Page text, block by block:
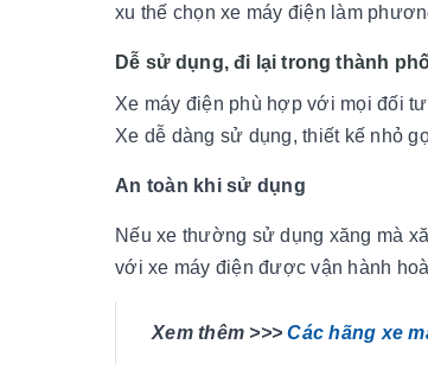
xu thế chọn xe máy điện làm
Dễ sử dụng, đi lại trong thành
Xe máy điện phù hợp với mọi đối
Xe dễ dàng sử dụng, thiết kế nhỏ
An toàn khi sử dụng
Nếu xe thường sử dụng xăng mà
với xe máy điện được vận hành
Xem thêm >>> Các hãng xe